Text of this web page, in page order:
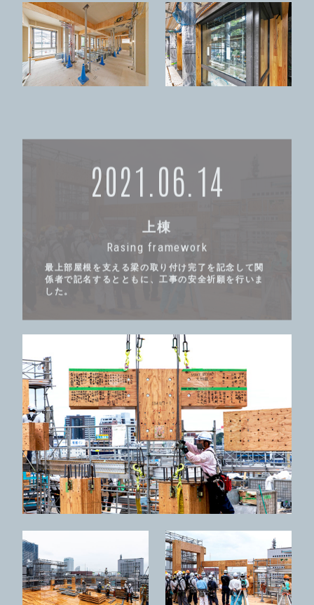
2021.06.14
上棟
Rasing framework
最上部屋根を支える梁の取り付け完了を記念して関
係者で記名するとともに、工事の安全祈願を行いま
した。